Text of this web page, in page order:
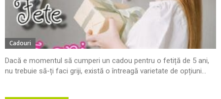
Cadouri
Dacă e momentul să cumperi un cadou pentru o fetiță de 5 ani,
nu trebuie să-ți faci griji, există o întreagă varietate de opțiuni...